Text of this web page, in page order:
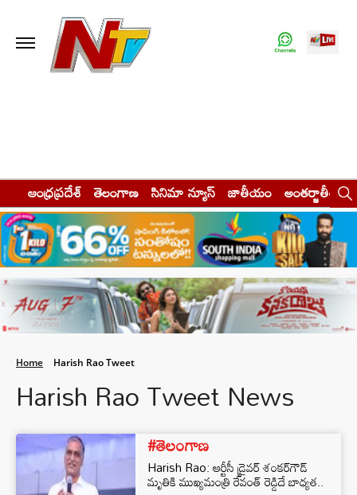
ఆంధ్రప్రదేశ్ తెలంగాణ సినిమా న్యూస్ జాతీయం అంతర్జాతీయం
Home Harish Rao Tweet
Harish Rao Tweet News
#తెలంగాణ
Harish Rao: ఆర్టీసీ డ్రైవర్ శంకర్‌గౌడ్
మృతికి ముఖ్యమంత్రి రేవంత్ రెడ్డిదే బాధ్యత..